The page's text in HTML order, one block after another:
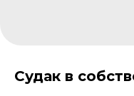
Судак в